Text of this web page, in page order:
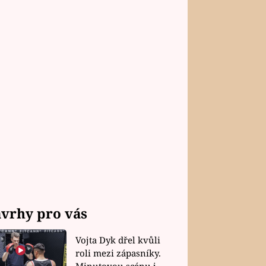
pro vás
Vojta Dyk dřel kvůli
roli mezi zápasníky.